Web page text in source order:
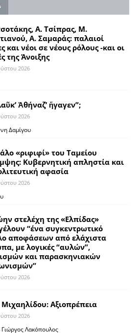
Α. Τσίπρας, Μ.
Α. Σαμαράς: παλαιοί
και νέοι σε νέους ρόλους -και οι
της Άνοιξης
2026
Ἀθήναζ’ ἤγαγεν”;
2026
Δαμίγου
«ριφιφί» του Ταμείου
Κυβερνητική απληστία και
αφασία
2026
στελέχη της «Ελπίδας»
“ένα συγκεντρωτικό
αποφάσεων από ελάχιστα
με λογικές “αυλών”,
και παρασκηνιακών
2026
Αξιοπρέπεια
2026
Γιώργος Λακόπουλος